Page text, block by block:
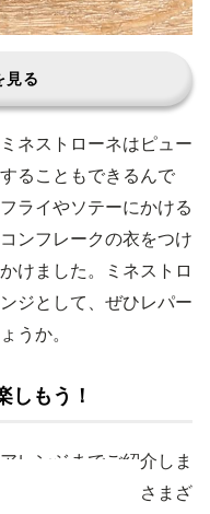
見る
ネストローネはピュー
ることもできるんで
ライやソテーにかける
ンフレークの衣をつけ
けました。ミネストロ
ジとして、ぜひレパー
うか。
しもう！
レンジまでご紹介しま
ローネにこんなさまざ